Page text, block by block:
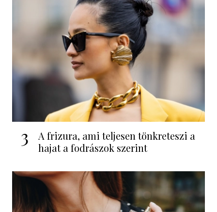
3
A frizura, ami teljesen tönkreteszi a
hajat a fodrászok szerint